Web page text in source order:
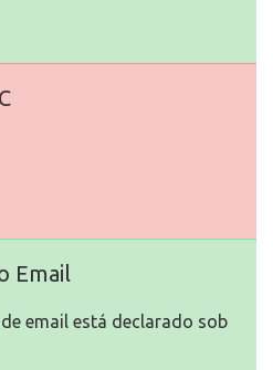
Email
email está declarado sob